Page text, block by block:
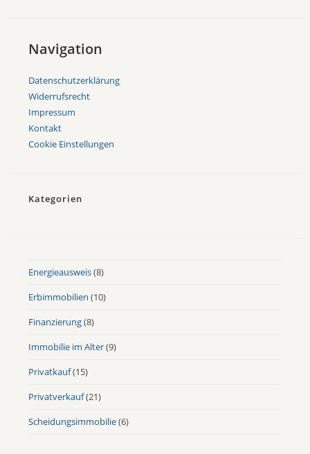
Navigation
Datenschutzerklärung
Widerrufsrecht
Impressum
Kontakt
Cookie Einstellungen
Kategorien
Energieausweis(8)
Erbimmobilien (10)
Finanzierung(8)
Immobilie im Alter(9)
Privatkauf(15)
Privatverkauf(21)
Scheidungsimmobilie(6)